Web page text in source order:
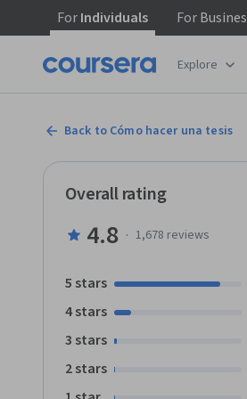
ForIndividuals For
Explore
Back to Cómo hacer una tesis
Overall rating
4.8 · 1,678 reviews
5 stars
4 stars
3 stars
2 stars